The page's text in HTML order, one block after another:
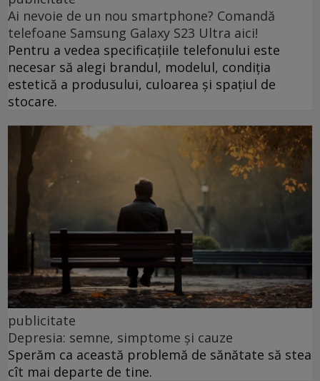
Ai nevoie de un nou smartphone? Comandă
telefoane Samsung Galaxy S23 Ultra aici!
Pentru a vedea specificațiile telefonului este
necesar să alegi brandul, modelul, condiția
estetică a produsului, culoarea și spațiul de
stocare.
publicitate
Depresia: semne, simptome și cauze
Sperăm ca această problemă de sănătate să stea
cît mai departe de tine.